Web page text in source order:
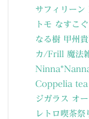
サフィリーン
トモ なすこぐ
なる樹 甲州
カ/Frill
魔法
Coppelia tea
ジガラス オ
レトロ喫茶祭